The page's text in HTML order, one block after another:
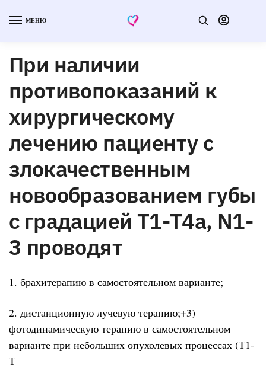
МЕНЮ
При наличии
противопоказаний к
хирургическому
лечению пациенту с
злокачественным
новообразованием губы
с градацией Т1-Т4а, N1-
3 проводят
1. брахитерапию в самостоятельном варианте;
2. дистанционную лучевую терапию;+3)
фотодинамическую терапию в самостоятельном
варианте при небольших опухолевых процессах (Т1-
Т